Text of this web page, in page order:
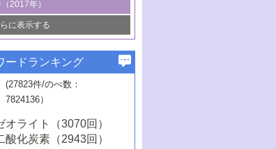
ロ接合界面
回触媒討論会（2025年）
子触媒
触媒委員会からのお知らせ
回触媒討論会（2023年）
触媒によるエネルギー変換反応
とリンの循環のための触媒・機
による情報発信企画～とびたて
の研究者たち～（1）
の研究者たち～（2）
のノーブル・ユースを志向した
オンライン・対面開催）
質材料を用いた触媒の新展開
学的手法を用いた触媒開発
ボンニュートラルに向けた電解
127回触媒討論会（2021年・オン
催(Zoom)のみ）
化反応
理のための触媒化学
媒を用いた水分解の最新の研究
代の触媒プロセスを支えるマイ
ン転換技術の最新動向
125回触媒討論会（2020年・工学
2 フリー水素サプライチェーンに
媒開発動向
高分子合成に関する最近の研究
オマス化成品製造のための触媒
触媒による含窒素有機化合物変
線
酸触媒の最新の研究動向
化炭素からの有用化学品合成
粒子・クラスター触媒の最前線
年記念企画
するゼオライト合成技術
金属系触媒における電気化学的
121回触媒討論会（2018年・東京
2017年）
るところに，触媒
術
分離膜材料の開発と触媒反応プ
への適用
のふるまいを解き明かす最先端
に表示する
ークな構造の高分子を生み出す触
ニンからの化成品製造に向けた触
研究の最先端～とびたて若き研究
2015年）
キャリアにかかわる触媒技術の新
精製用触媒の最近の進展
酸化物形燃料電池（SOFC）におけ
2014年）
媒反応機構に関する最新の研究動
久性燃料電池システム用触媒にお
開
2012年）
ードランキング
(27823件/のべ数：
7824136）
オライト（3070回）
酸化炭素（2943回）